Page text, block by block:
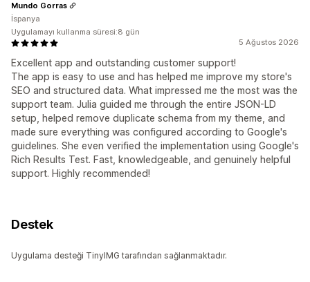
5 Ağustos 2026
Excellent app and outstanding customer support!
The app is easy to use and has helped me improve my store's
SEO and structured data. What impressed me the most was the
support team. Julia guided me through the entire JSON-LD
setup, helped remove duplicate schema from my theme, and
made sure everything was configured according to Google's
guidelines. She even verified the implementation using Google's
Rich Results Test. Fast, knowledgeable, and genuinely helpful
support. Highly recommended!
Mundo Gorras
İspanya
Uygulamayı kullanma süresi:8 gün
Destek
Uygulama desteği TinyIMG tarafından sağlanmaktadır.